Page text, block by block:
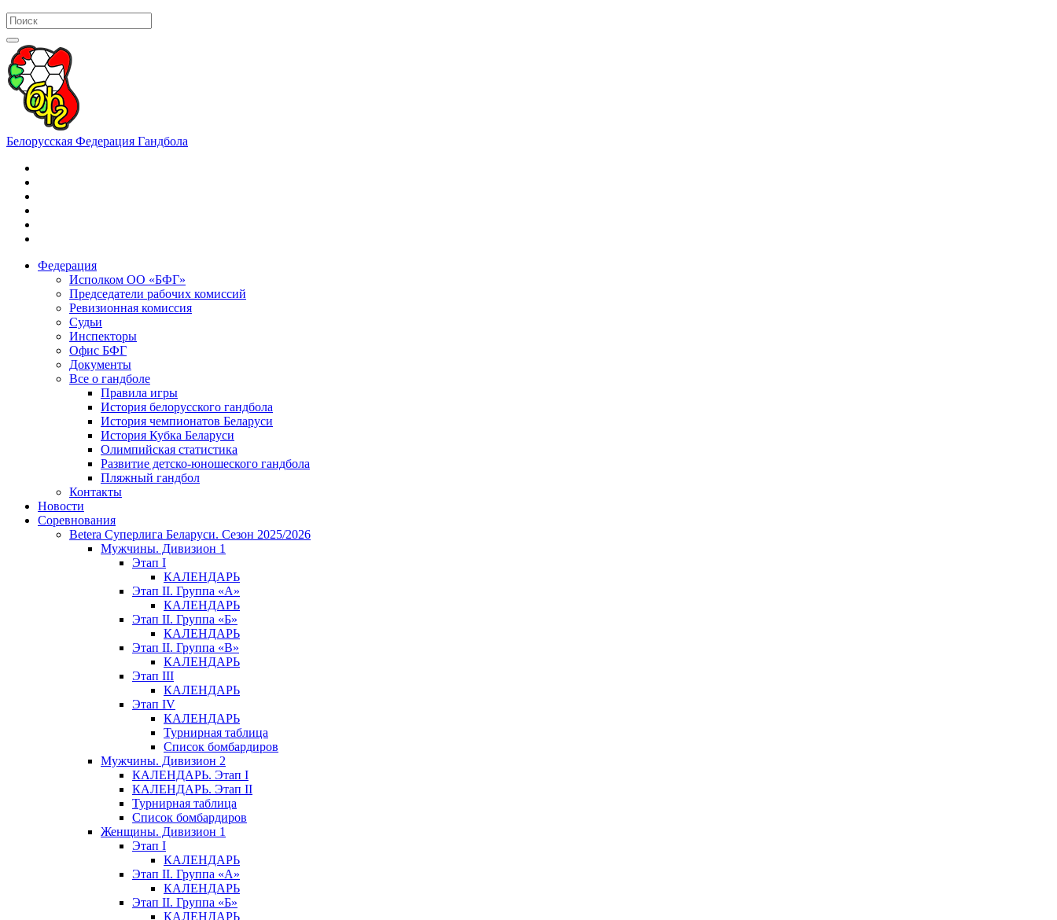
Белорусская Федерация Гандбола
Федерация
Исполком ОО «БФГ»
Председатели рабочих комиссий
Ревизионная комиссия
Судьи
Инспекторы
Офис БФГ
Документы
Все о гандболе
Правила игры
История белорусского гандбола
История чемпионатов Беларуси
История Кубка Беларуси
Олимпийская статистика
Развитие детско-юношеского гандбола
Пляжный гандбол
Контакты
Новости
Соревнования
Betera Суперлига Беларуси. Сезон 2025/2026
Мужчины. Дивизион 1
Этап I
КАЛЕНДАРЬ
Этап II. Группа «А»
КАЛЕНДАРЬ
Этап II. Группа «Б»
КАЛЕНДАРЬ
Этап II. Группа «В»
КАЛЕНДАРЬ
Этап III
КАЛЕНДАРЬ
Этап IV
КАЛЕНДАРЬ
Турнирная таблица
Список бомбардиров
Мужчины. Дивизион 2
КАЛЕНДАРЬ. Этап I
КАЛЕНДАРЬ. Этап II
Турнирная таблица
Список бомбардиров
Женщины. Дивизион 1
Этап I
КАЛЕНДАРЬ
Этап II. Группа «А»
КАЛЕНДАРЬ
Этап II. Группа «Б»
КАЛЕНДАРЬ